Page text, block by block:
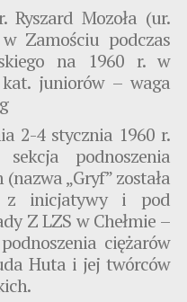
Mozoła (ur.
Zamościu podczas
na 1960 r. w
juniorów – waga
2-4 stycznia 1960 r.
podnoszenia
(nazwa „Gryf” została
z inicjatywy i pod
Z LZS w Chełmie –
ciężarów
Huta i jej twórców